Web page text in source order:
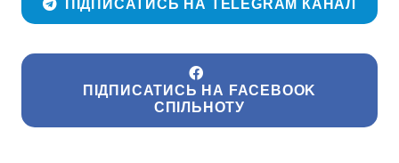
ПІДПИСАТИСЬ НА TELEGRAM КАНАЛ
ПІДПИСАТИСЬ НА FACEBOOK
СПІЛЬНОТУ